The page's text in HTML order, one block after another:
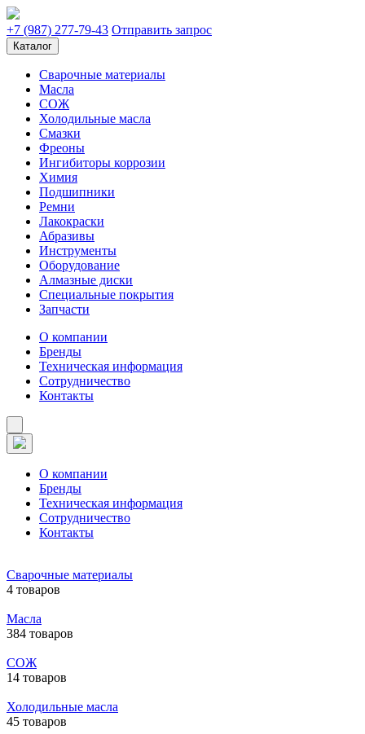
+7 (987) 277-79-43 Отправить запрос
Каталог
Сварочные материалы
Масла
СОЖ
Холодильные масла
Смазки
Фреоны
Ингибиторы коррозии
Химия
Подшипники
Ремни
Лакокраски
Абразивы
Инструменты
Оборудование
Алмазные диски
Специальные покрытия
Запчасти
О компании
Бренды
Техническая информация
Сотрудничество
Контакты
О компании
Бренды
Техническая информация
Сотрудничество
Контакты
Сварочные материалы
4 товаров
Масла
384 товаров
СОЖ
14 товаров
Холодильные масла
45 товаров